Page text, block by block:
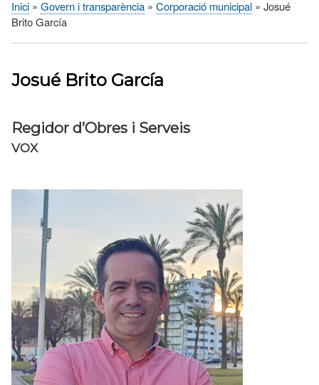
Fil
Inici Govern i transparència Corporació municipal
Josué
Brito García
Josué Brito García
Regidor d’Obres i Serveis
VOX